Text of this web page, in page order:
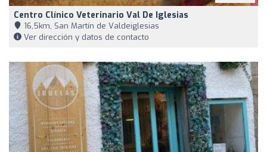
Centro Clínico Veterinario Val De Iglesias
16,5km, San Martín de Valdeiglesias
Ver dirección y datos de contacto